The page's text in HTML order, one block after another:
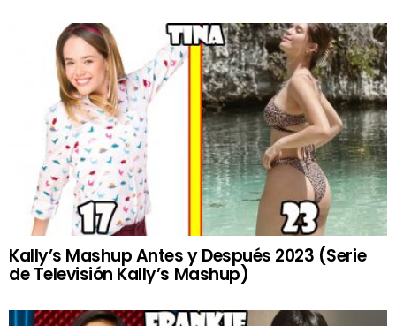
Kally’s Mashup Antes y Después 2023 (Serie
de Televisión Kally’s Mashup)